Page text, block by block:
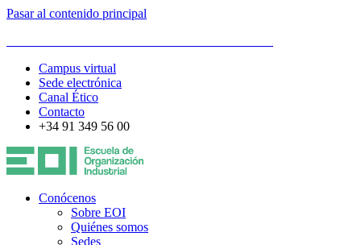
Pasar al contenido principal
Campus virtual
Sede electrónica
Canal Ético
Contacto
+34 91 349 56 00
Conócenos
Sobre EOI
Quiénes somos
Sedes